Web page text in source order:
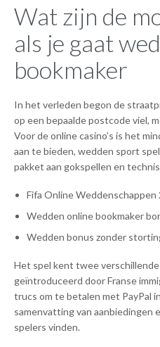
Wat zijn de
als je gaat
bookmaker
In het verleden begon de
op een bepaalde postcode viel,
Voor de online casino’s is het
aan te bieden, wedden sport
pakket aan gokspellen en
Fifa Online Weddenschappen
Wedden online bookmaker
Wedden bonus zonder
Het spel kent twee
geïntroduceerd door Franse
trucs om te betalen met PayPal
samenvatting van aanbiedingen
spelers vinden.